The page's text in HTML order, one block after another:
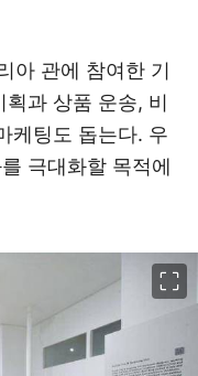
아 관에 참여한 기
과 상품 운송, 비
케팅도 돕는다. 우
극대화할 목적에